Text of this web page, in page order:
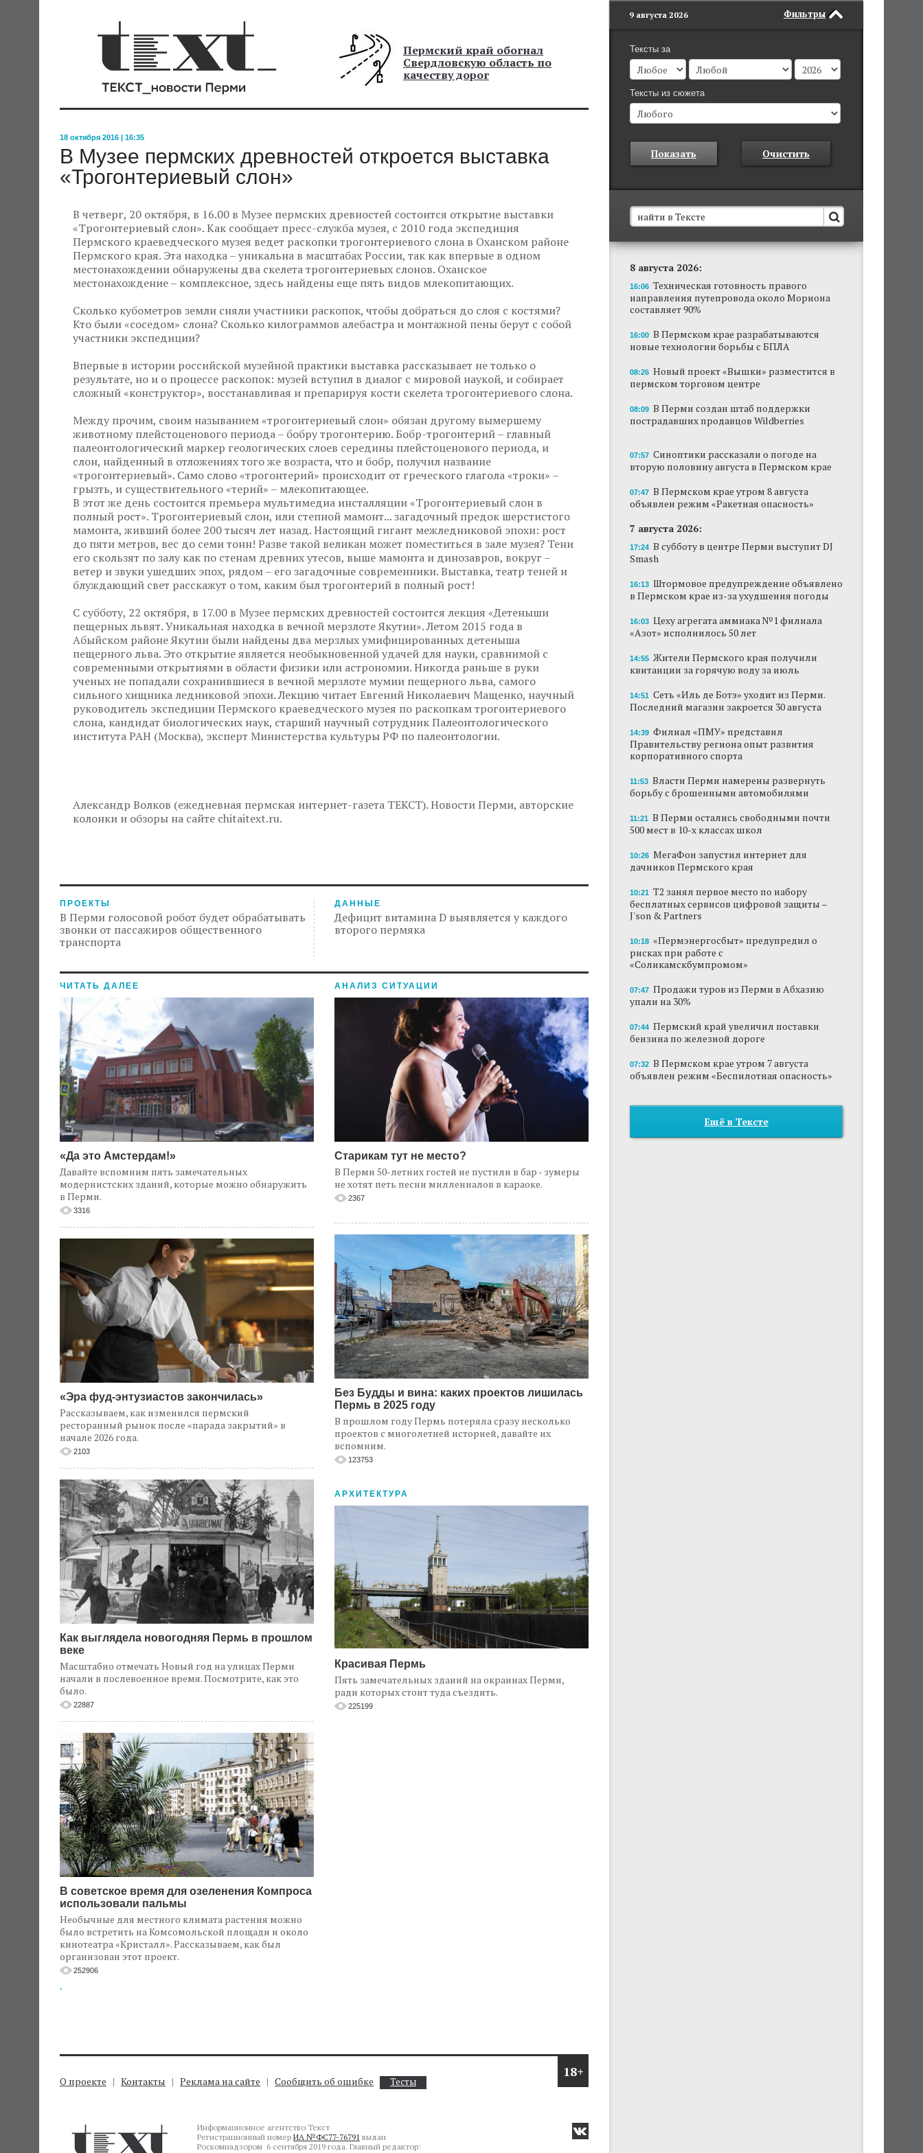
Пермский край обогнал
Свердловскую область по
качеству дорог
18 октября 2016 | 16:35
В Музее пермских древностей откроется выставка
«Трогонтериевый слон»
В четверг, 20 октября, в 16.00 в Музее пермских древностей состоится открытие выставки
«Трогонтериевый слон». Как сообщает пресс-служба музея, с 2010 года экспедиция
Пермского краеведческого музея ведет раскопки трогонтериевого слона в Оханском районе
Пермского края. Эта находка – уникальна в масштабах России, так как впервые в одном
местонахождении обнаружены два скелета трогонтериевых слонов. Оханское
местонахождение – комплексное, здесь найдены еще пять видов млекопитающих.
Сколько кубометров земли сняли участники раскопок, чтобы добраться до слоя с костями?
Кто были «соседом» слона? Сколько килограммов алебастра и монтажной пены берут с собой
участники экспедиции?
Впервые в истории российской музейной практики выставка рассказывает не только о
результате, но и о процессе раскопок: музей вступил в диалог с мировой наукой, и собирает
сложный «конструктор», восстанавливая и препарируя кости скелета трогонтериевого слона.
Между прочим, своим называнием «трогонтериевый слон» обязан другому вымершему
животному плейстоценового периода – бобру трогонтерию. Бобр-трогонтерий – главный
палеонтологический маркер геологических слоев середины плейстоценового периода, и
слон, найденный в отложениях того же возраста, что и бобр, получил название
«трогонтериевый». Само слово «трогонтерий» происходит от греческого глагола «троки» –
грызть, и существительного «терий» – млекопитающее.
В этот же день состоится премьера мультимедиа инсталляции «Трогонтериевый слон в
полный рост». Трогонтериевый слон, или степной мамонт... загадочный предок шерстистого
мамонта, живший более 200 тысяч лет назад. Настоящий гигант межледниковой эпохи: рост
до пяти метров, вес до семи тонн! Разве такой великан может поместиться в зале музея? Тени
его скользят по залу как по стенам древних утесов, выше мамонта и динозавров, вокруг –
ветер и звуки ушедших эпох, рядом – его загадочные современники. Выставка, театр теней и
блуждающий свет расскажут о том, каким был трогонтерий в полный рост!
С субботу, 22 октября, в 17.00 в Музее пермских древностей состоится лекция «Детеныши
пещерных львят. Уникальная находка в вечной мерзлоте Якутии». Летом 2015 года в
Абыйском районе Якутии были найдены два мерзлых умифицированных детеныша
пещерного льва. Это открытие является необыкновенной удачей для науки, сравнимой с
современными открытиями в области физики или астрономии. Никогда раньше в руки
ученых не попадали сохранившиеся в вечной мерзлоте мумии пещерного льва, самого
сильного хищника ледниковой эпохи. Лекцию читает Евгений Николаевич Мащенко, научный
руководитель экспедиции Пермского краеведческого музея по раскопкам трогонтериевого
слона, кандидат биологических наук, старший научный сотрудник Палеонтологического
института РАН (Москва), эксперт Министерства культуры РФ по палеонтологии.
Александр Волков (ежедневная пермская интернет-газета ТЕКСТ). Новости Перми, авторские
колонки и обзоры на сайте chitaitext.ru.
ПРОЕКТЫ
В Перми голосовой робот будет обрабатывать
звонки от пассажиров общественного
транспорта
ДАННЫЕ
Дефицит витамина D выявляется у каждого
второго пермяка
ЧИТАТЬ ДАЛЕЕ
«Да это Амстердам!»
Давайте вспомним пять замечательных
модернистских зданий, которые можно обнаружить
в Перми.
3316
«Эра фуд-энтузиастов закончилась»
Рассказываем, как изменился пермский
ресторанный рынок после «парада закрытий» в
начале 2026 года.
2103
Как выглядела новогодняя Пермь в прошлом
веке
Масштабно отмечать Новый год на улицах Перми
начали в послевоенное время. Посмотрите, как это
было.
22887
В советское время для озеленения Компроса
использовали пальмы
Необычные для местного климата растения можно
было встретить на Комсомольской площади и около
кинотеатра «Кристалл». Рассказываем, как был
организован этот проект.
252906
.
АНАЛИЗ СИТУАЦИИ
Старикам тут не место?
В Перми 50-летних гостей не пустили в бар - зумеры
не хотят петь песни миллениалов в караоке.
2367
Без Будды и вина: каких проектов лишилась
Пермь в 2025 году
В прошлом году Пермь потеряла сразу несколько
проектов с многолетней историей, давайте их
вспомним.
123753
АРХИТЕКТУРА
Красивая Пермь
Пять замечательных зданий на окраинах Перми,
ради которых стоит туда съездить.
225199
18+
О проекте Контакты Реклама на сайте Сообщить об ошибке Тесты
Информационное агентство Текст
Регистрационный номер ИА №ФС77-76791 выдан
Роскомнадзором 6 сентября 2019 года. Главный редактор:
Фильтры
9 августа 2026
Тексты за
Тексты из сюжета
Показать Очистить
В Пермском крае установят новые станции
обнаружения беспилотников
Они используются для обнаружения и
отслеживания БПЛА в воздухе.
Новый проект «Вышки» разместится в
пермском торговом центре
В Перми создан штаб поддержки
пострадавших продавцов Wildberries
В субботу в центре Перми выступит DJ Smash
Власти Перми намерены развернуть борьбу
с брошенными автомобилями
Продажи туров из Перми в Абхазию упали
на 30%
Власти вернулись к проекту большого
стадиона в Камской долине Перми
8 августа 2026:
16:06 Техническая готовность правого
направления путепровода около Мориона
составляет 90%
16:00 В Пермском крае разрабатываются
новые технологии борьбы с БПЛА
08:26 Новый проект «Вышки» разместится в
пермском торговом центре
08:09 В Перми создан штаб поддержки
пострадавших продавцов Wildberries
07:57 Синоптики рассказали о погоде на
вторую половину августа в Пермском крае
07:47 В Пермском крае утром 8 августа
объявлен режим «Ракетная опасность»
7 августа 2026:
17:24 В субботу в центре Перми выступит DJ
Smash
16:13 Штормовое предупреждение объявлено
в Пермском крае из-за ухудшения погоды
16:03 Цеху агрегата аммиака №1 филиала
«Азот» исполнилось 50 лет
14:55 Жители Пермского края получили
квитанции за горячую воду за июль
14:51 Сеть «Иль де Ботэ» уходит из Перми.
Последний магазин закроется 30 августа
14:39 Филиал «ПМУ» представил
Правительству региона опыт развития
корпоративного спорта
11:53 Власти Перми намерены развернуть
борьбу с брошенными автомобилями
11:21 В Перми остались свободными почти
500 мест в 10-х классах школ
10:26 МегаФон запустил интернет для
дачников Пермского края
10:21 Т2 занял первое место по набору
бесплатных сервисов цифровой защиты –
J'son & Partners
10:18 «Пермэнергосбыт» предупредил о
рисках при работе с
«Соликамскбумпромом»
07:47 Продажи туров из Перми в Абхазию
упали на 30%
07:44 Пермский край увеличил поставки
бензина по железной дороге
07:32 В Пермском крае утром 7 августа
объявлен режим «Беспилотная опасность»
Ещё в Тексте